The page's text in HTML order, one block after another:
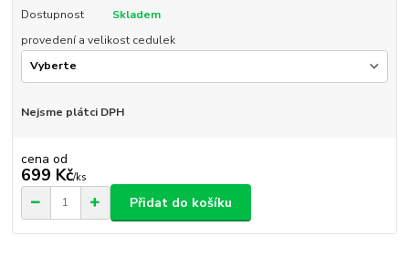
Dostupnost
Skladem
provedení a velikost cedulek
Nejsme plátci DPH
cena od
699 Kč/ks
Přidat do košíku